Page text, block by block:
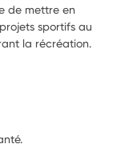
de mettre en
sportifs au
la récréation.